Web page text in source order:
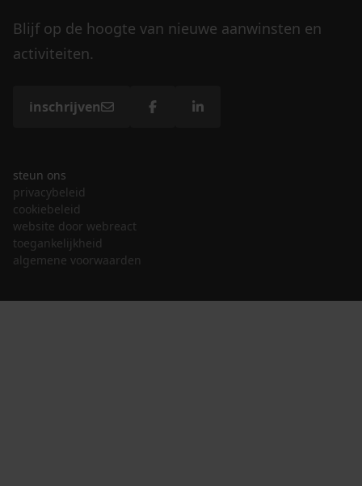
Blijf op de hoogte van nieuwe aanwinsten en
activiteiten.
inschrijven
steun ons
privacybeleid
cookiebeleid
website door webreact
toegankelijkheid
algemene voorwaarden